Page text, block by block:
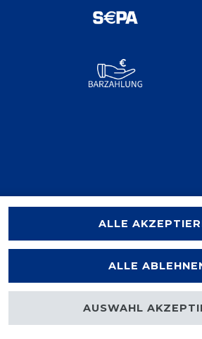
ALLE
ALLE
AUSWAHL